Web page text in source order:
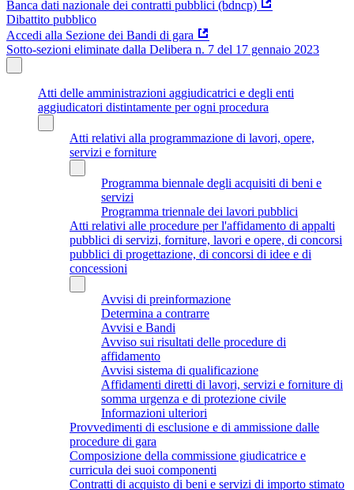
Banca dati nazionale dei contratti pubblici (bdncp)
Dibattito pubblico
Accedi alla Sezione dei Bandi di gara
Sotto-sezioni eliminate dalla Delibera n. 7 del 17 gennaio 2023
Atti delle amministrazioni aggiudicatrici e degli enti
aggiudicatori distintamente per ogni procedura
Atti relativi alla programmazione di lavori, opere,
servizi e forniture
Programma biennale degli acquisiti di beni e
servizi
Programma triennale dei lavori pubblici
Atti relativi alle procedure per l'affidamento di appalti
pubblici di servizi, forniture, lavori e opere, di concorsi
pubblici di progettazione, di concorsi di idee e di
concessioni
Avvisi di preinformazione
Determina a contrarre
Avvisi e Bandi
Avviso sui risultati delle procedure di
affidamento
Avvisi sistema di qualificazione
Affidamenti diretti di lavori, servizi e forniture di
somma urgenza e di protezione civile
Informazioni ulteriori
Provvedimenti di esclusione e di ammissione dalle
procedure di gara
Composizione della commissione giudicatrice e
curricula dei suoi componenti
Contratti di acquisto di beni e servizi di importo stimato